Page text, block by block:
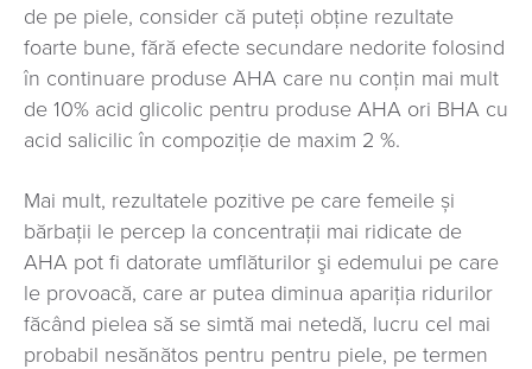
de pe piele, consider că puteți obține rezultate
foarte bune, fără efecte secundare nedorite folosind
în continuare produse AHA care nu conțin mai mult
de 10% acid glicolic pentru produse AHA ori BHA cu
acid salicilic în compoziţie de maxim 2 %.
Mai mult, rezultatele pozitive pe care femeile și
bărbații le percep la concentrații mai ridicate de
AHA pot fi datorate umflăturilor şi edemului pe care
le provoacă, care ar putea diminua apariţia ridurilor
făcând pielea să se simtă mai netedă, lucru cel mai
probabil nesănătos pentru pentru piele, pe termen